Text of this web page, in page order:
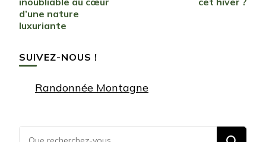
d’une nature
luxuriante
SUIVEZ-NOUS !
Randonnée Montagne
Vous